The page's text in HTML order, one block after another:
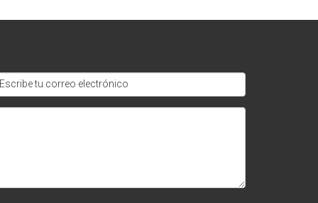
contaminada; sin embargo, pueden